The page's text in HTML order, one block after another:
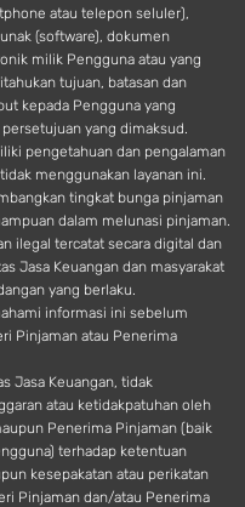
atau telepon seluler),
(software), dokumen
milik Pengguna atau yang
tujuan, batasan dan
kepada Pengguna yang
yang dimaksud.
pengetahuan dan pengalaman
menggunakan layanan ini.
tingkat bunga pinjaman
dalam melunasi pinjaman.
ilegal tercatat secara digital dan
Jasa Keuangan dan masyarakat
yang berlaku.
informasi ini sebelum
Pinjaman atau Penerima
Jasa Keuangan, tidak
atau ketidakpatuhan oleh
Penerima Pinjaman (baik
terhadap ketentuan
kesepakatan atau perikatan
Pinjaman dan/atau Penerima